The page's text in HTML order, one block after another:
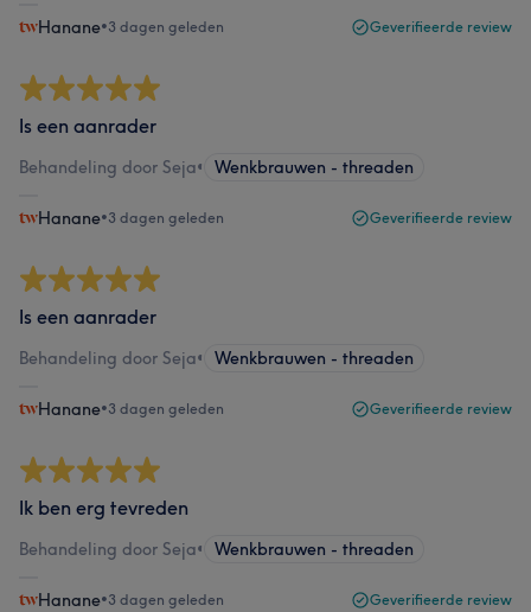
Hanane•3 dagen geleden Geverifieerde review
Is een aanrader
Behandeling door Seja• Wenkbrauwen - threaden
Hanane•3 dagen geleden Geverifieerde review
Is een aanrader
Behandeling door Seja• Wenkbrauwen - threaden
Hanane•3 dagen geleden Geverifieerde review
Ik ben erg tevreden
Behandeling door Seja• Wenkbrauwen - threaden
Hanane•3 dagen geleden Geverifieerde review